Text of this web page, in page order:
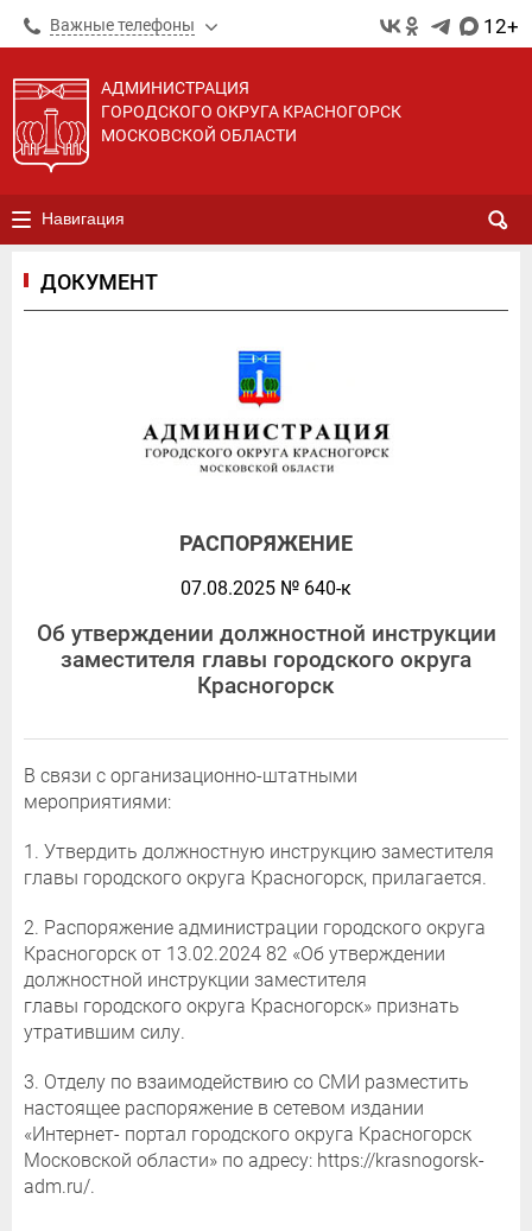
Важные телефоны 12+
АДМИНИСТРАЦИЯ
ГОРОДСКОГО ОКРУГА КРАСНОГОРСК
МОСКОВСКОЙ ОБЛАСТИ
Навигация
ДОКУМЕНТ
РАСПОРЯЖЕНИЕ
07.08.2025 № 640-к
Об утверждении должностной инструкции
заместителя главы городского округа
Красногорск
В связи с организационно-штатными
мероприятиями:
1. Утвердить должностную инструкцию заместителя
главы городского округа Красногорск, прилагается.
2. Распоряжение администрации городского округа
Красногорск от 13.02.2024 82 «Об утверждении
должностной инструкции заместителя
главы городского округа Красногорск» признать
утратившим силу.
3. Отделу по взаимодействию со СМИ разместить
настоящее распоряжение в сетевом издании
«Интернет- портал городского округа Красногорск
Московской области» по адресу: https://krasnogorsk-
adm.ru/.